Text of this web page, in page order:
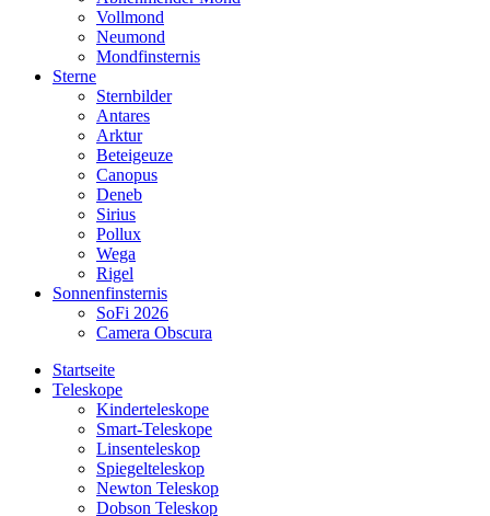
Vollmond
Neumond
Mondfinsternis
Sterne
Sternbilder
Antares
Arktur
Beteigeuze
Canopus
Deneb
Sirius
Pollux
Wega
Rigel
Sonnenfinsternis
SoFi 2026
Camera Obscura
Startseite
Teleskope
Kinderteleskope
Smart-Teleskope
Linsenteleskop
Spiegelteleskop
Newton Teleskop
Dobson Teleskop